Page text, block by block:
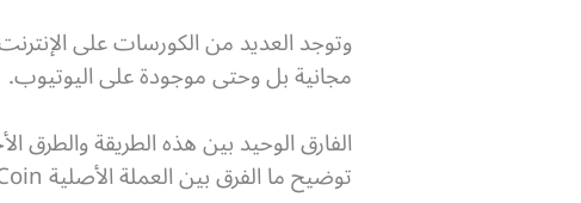
وتوجد العديد من الكورسات على
مجانية بل وحتى موجودة على اليوتيوب.
توضيح ما الفرق بين العملة الأصلية Native Coin والرمز في هذا المقال وفي قسم الأسئلة الأكثر تكرارًا في نهاية المقال.